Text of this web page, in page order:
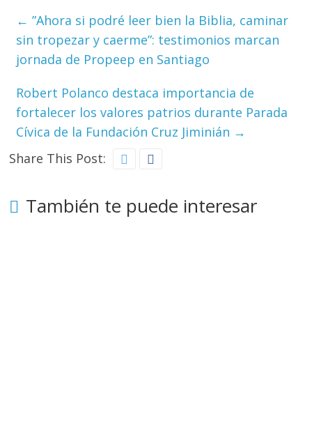
← ”Ahora si podré leer bien la Biblia, caminar
sin tropezar y caerme”: testimonios marcan
jornada de Propeep en Santiago
Robert Polanco destaca importancia de
fortalecer los valores patrios durante Parada
Cívica de la Fundación Cruz Jiminián →
Share This Post:
También te puede interesar